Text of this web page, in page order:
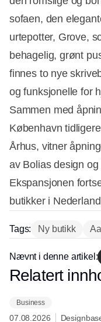
sofaen, den
urtepotter, Grove,
behagelig, grønt
finnes to nye
og funksjonelle for
Sammen med
København
Århus, vitner
av Bolias design
Ekspansjonen
butikker i
Tags: Ny butikk
Nævnt i denne artikel:
Relatert
Business
07.08.2026